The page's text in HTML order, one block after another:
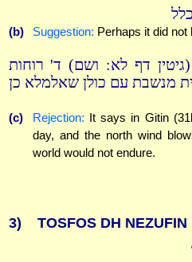
(b) Suggestion: Perhaps it did not
דף לא: ושם) ד' רוחות
מנשבת עם כולן שאלמלא כן
(c) Rejection: It says in Gitin
day, and the north wind
world would not endure.
3) TOSFOS DH NEZUFIN